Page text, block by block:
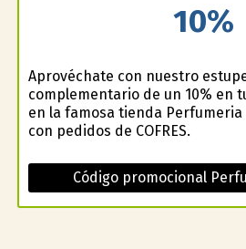
10%
Aprovéchate con nuestro
complementario de un 10% en
en la famosa tienda Perfumeria
con pedidos de COFRES.
Código promocional